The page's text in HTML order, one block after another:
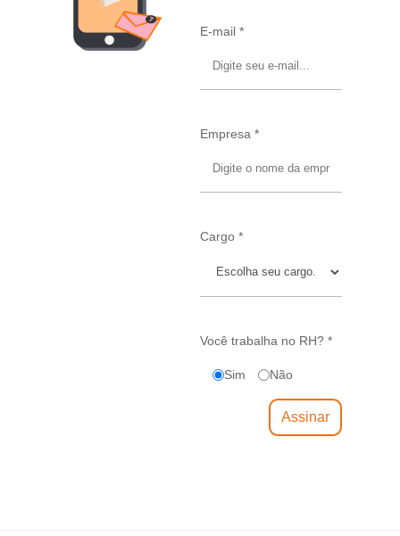
E-mail *
Empresa *
Cargo *
Você trabalha no RH? *
Sim Não